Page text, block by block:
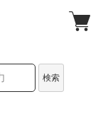
検索